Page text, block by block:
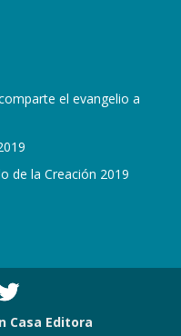
el evangelio a
de la Creación 2019
Casa Editora